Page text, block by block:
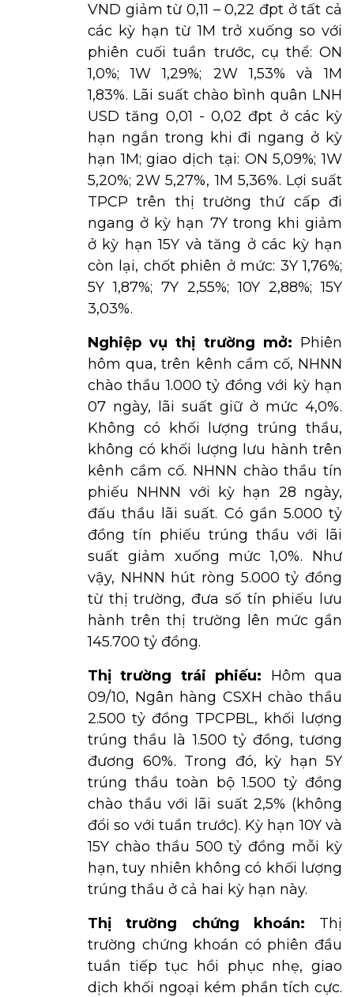
VND giảm từ 0,11 – 0,22 đpt ở tất cả
các kỳ hạn từ 1M trở xuống so với
phiên cuối tuần trước, cụ thể: ON
1,0%; 1W 1,29%; 2W 1,53% và 1M
1,83%. Lãi suất chào bình quân LNH
USD tăng 0,01 - 0,02 đpt ở các kỳ
hạn ngắn trong khi đi ngang ở kỳ
hạn 1M; giao dịch tại: ON 5,09%; 1W
5,20%; 2W 5,27%, 1M 5,36%. Lợi suất
TPCP trên thị trường thứ cấp đi
ngang ở kỳ hạn 7Y trong khi giảm
ở kỳ hạn 15Y và tăng ở các kỳ hạn
còn lại, chốt phiên ở mức: 3Y 1,76%;
5Y 1,87%; 7Y 2,55%; 10Y 2,88%; 15Y
3,03%.
Nghiệp vụ thị trường mở: Phiên
hôm qua, trên kênh cầm cố, NHNN
chào thầu 1.000 tỷ đồng với kỳ hạn
07 ngày, lãi suất giữ ở mức 4,0%.
Không có khối lượng trúng thầu,
không có khối lượng lưu hành trên
kênh cầm cố. NHNN chào thầu tín
phiếu NHNN với kỳ hạn 28 ngày,
đấu thầu lãi suất. Có gần 5.000 tỷ
đồng tín phiếu trúng thầu với lãi
suất giảm xuống mức 1,0%. Như
vậy, NHNN hút ròng 5.000 tỷ đồng
từ thị trường, đưa số tín phiếu lưu
hành trên thị trường lên mức gần
145.700 tỷ đồng.
Thị trường trái phiếu: Hôm qua
09/10, Ngân hàng CSXH chào thầu
2.500 tỷ đồng TPCPBL, khối lượng
trúng thầu là 1.500 tỷ đồng, tương
đương 60%. Trong đó, kỳ hạn 5Y
trúng thầu toàn bộ 1.500 tỷ đồng
chào thầu với lãi suất 2,5% (không
đổi so với tuần trước). Kỳ hạn 10Y và
15Y chào thầu 500 tỷ đồng mỗi kỳ
hạn, tuy nhiên không có khối lượng
trúng thầu ở cả hai kỳ hạn này.
Thị trường chứng khoán: Thị
trường chứng khoán có phiên đầu
tuần tiếp tục hồi phục nhẹ, giao
dịch khối ngoại kém phần tích cực.